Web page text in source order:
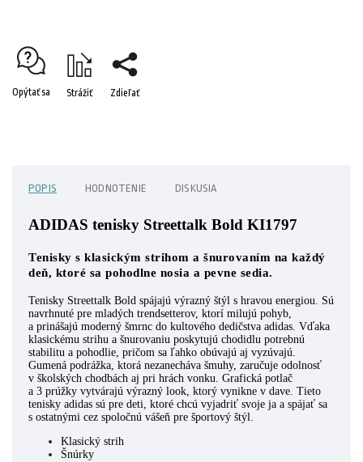
Opýtať sa Strážiť Zdieľať
POPIS HODNOTENIE DISKUSIA
ADIDAS tenisky Streettalk Bold KI1797
Tenisky s klasickým strihom a šnurovaním na každý
deň, ktoré sa pohodlne nosia a pevne sedia.
Tenisky Streettalk Bold spájajú výrazný štýl s hravou energiou. Sú
navrhnuté pre mladých trendsetterov, ktorí milujú pohyb,
a prinášajú moderný šmrnc do kultového dedičstva adidas. Vďaka
klasickému strihu a šnurovaniu poskytujú chodidlu potrebnú
stabilitu a pohodlie, pričom sa ľahko obúvajú aj vyzúvajú.
Gumená podrážka, ktorá nezanecháva šmuhy, zaručuje odolnosť
v školských chodbách aj pri hrách vonku. Grafická potlač
a 3 prúžky vytvárajú výrazný look, ktorý vynikne v dave. Tieto
tenisky adidas sú pre deti, ktoré chcú vyjadriť svoje ja a spájať sa
s ostatnými cez spoločnú vášeň pre športový štýl.
Klasický strih
Šnúrky